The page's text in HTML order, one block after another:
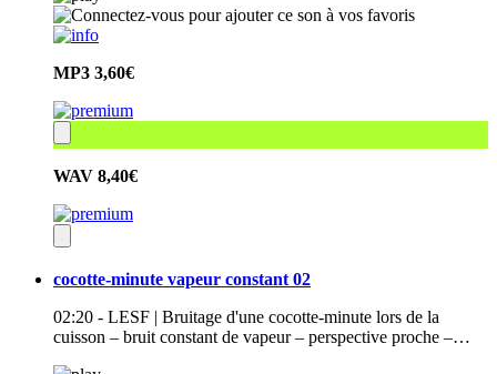
MP3 3,60€
WAV 8,40€
cocotte-minute vapeur constant 02
02:20 - LESF | Bruitage d'une cocotte-minute lors de la
cuisson – bruit constant de vapeur – perspective proche –…